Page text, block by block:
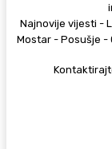
Najnovije vijesti -
Mostar - Posušje -